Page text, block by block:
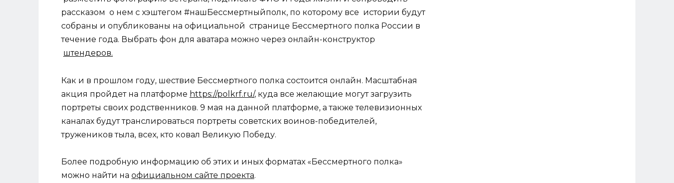
рассказом о нем с хэштегом #нашБессмертныйполк, по которому все истории будут
собраны и опубликованы на официальной странице Бессмертного полка России в
течение года. Выбрать фон для аватара можно через онлайн-конструктор
штендеров.
Как и в прошлом году, шествие Бессмертного полка состоится онлайн. Масштабная
акция пройдет на платформе https://polkrf.ru/, куда все желающие могут загрузить
портреты своих родственников. 9 мая на данной платформе, а также телевизионных
каналах будут транслироваться портреты советских воинов-победителей,
тружеников тыла, всех, кто ковал Великую Победу.
Более подробную информацию об этих и иных форматах «Бессмертного полка»
можно найти на официальном сайте проекта.